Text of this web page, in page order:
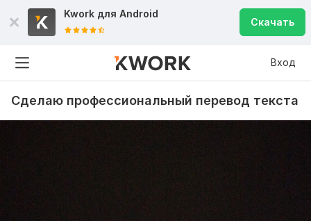
Kwork для Android
Скачать
Вход
Сделаю профессиональный перевод текста